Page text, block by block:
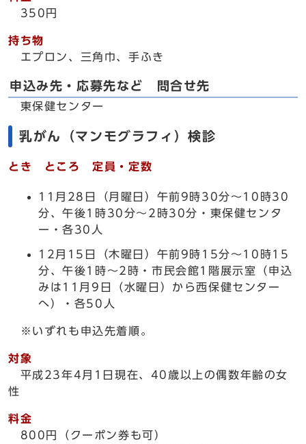
350円
持ち物
エプロン、三角巾、手ふき
申込み先・応募先など 問合せ先
東保健センター
乳がん（マンモグラフィ）検診
とき ところ 定員・定数
11月28日（月曜日）午前9時30分～10時30
分、午後1時30分～2時30分・東保健センタ
ー・各30人
12月15日（木曜日）午前9時15分～10時15
分、午後1時～2時・市民会館1階展示室（申込
みは11月9日（水曜日）から西保健センター
へ）・各50人
※いずれも申込先着順。
対象
平成23年4月1日現在、40歳以上の偶数年齢の女
性
料金
800円（クーポン券も可）